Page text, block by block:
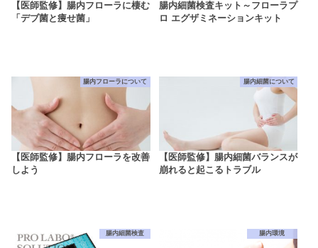
【医師監修】腸内フローラに棲む
「デブ菌と痩せ菌」
腸内細菌検査キット～フローラプ
ロ エグザミネーションキット
腸内フローラについて
【医師監修】腸内フローラを改善
しよう
腸内細菌について
【医師監修】腸内細菌バランスが
崩れると起こるトラブル
腸内細菌検査 腸内環境